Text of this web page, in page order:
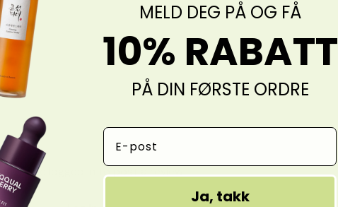
must be logged in to post a review
MELD DEG PÅ OG FÅ
10% RABATT
PÅ DIN FØRSTE ORDRE
Email Address
Ja, takk